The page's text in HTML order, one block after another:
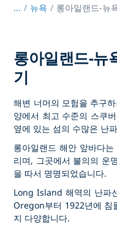
... / 뉴욕 롱아일랜드-뉴
롱아일랜드-뉴
기
해변 너머의 모험을 추구
양에서 최고 수준의 스쿠
옆에 있는 섬의 수많은 난
롱아일랜드 해안 앞바다
리며, 그곳에서 불의의 운
을 따서 명명되었습니다.
Long Island 해역의 난파
Oregon부터 1922년에 침
지 다양합니다.